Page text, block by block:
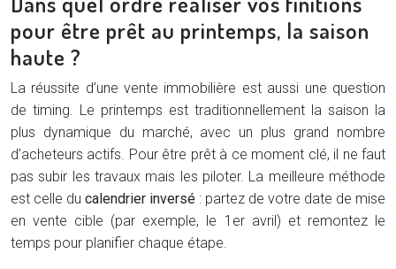
pour être prêt au printemps, la saison
haute ?
La réussite d’une vente immobilière est aussi une question
de timing. Le printemps est traditionnellement la saison la
plus dynamique du marché, avec un plus grand nombre
d’acheteurs actifs. Pour être prêt à ce moment clé, il ne faut
pas subir les travaux mais les piloter. La meilleure méthode
est celle du calendrier inversé : partez de votre date de mise
en vente cible (par exemple, le 1er avril) et remontez le
temps pour planifier chaque étape.